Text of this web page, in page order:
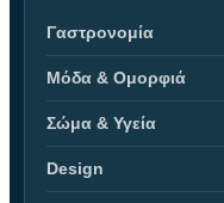
Γαστρονομία
Μόδα & Ομορφιά
Σώμα & Υγεία
Design